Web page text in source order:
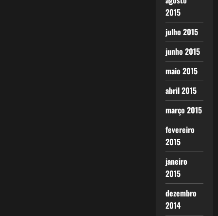
2015
julho 2015
junho 2015
maio 2015
abril 2015
março 2015
fevereiro
2015
janeiro
2015
dezembro
2014